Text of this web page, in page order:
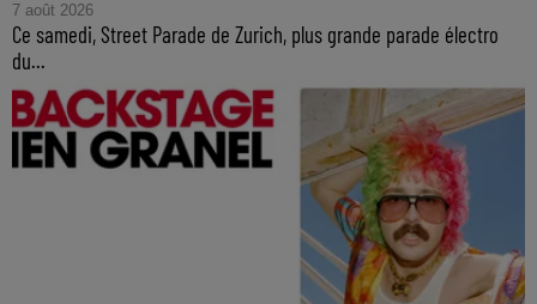
7 août 2026
Ce samedi, Street Parade de Zurich, plus grande parade électro
du...